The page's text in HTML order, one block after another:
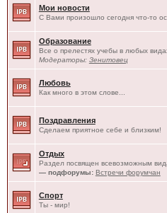
Мои новости
С Вами произошло сегодня что-то
Образование
Все о прелестях учебы в любых
Модераторы: Зенитовец
Любовь
Как много в этом слове...
Поздравления
Сделаем приятное себе и близким!
Отдых
Раздел посвящен всевозможным
— подфорумы: Встречи форумчан
Спорт
Ты - мир!